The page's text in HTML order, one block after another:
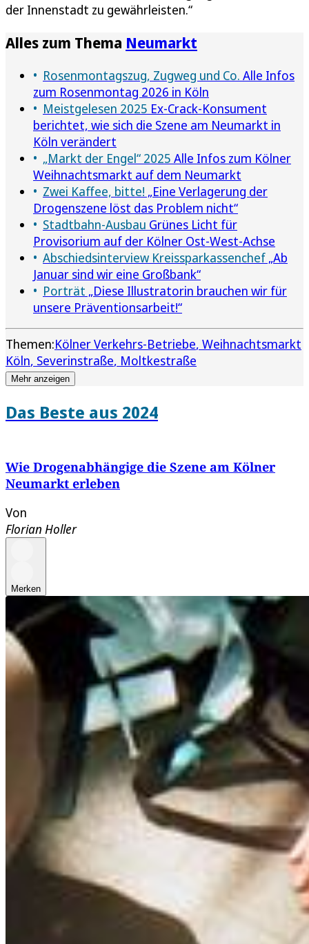
der Innenstadt zu gewährleisten.“
Alles zum Thema Neumarkt
Rosenmontagszug, Zugweg und Co. Alle Infos
zum Rosenmontag 2026 in Köln
Meistgelesen 2025 Ex-Crack-Konsument
berichtet, wie sich die Szene am Neumarkt in
Köln verändert
„Markt der Engel“ 2025 Alle Infos zum Kölner
Weihnachtsmarkt auf dem Neumarkt
Zwei Kaffee, bitte! „Eine Verlagerung der
Drogenszene löst das Problem nicht“
Stadtbahn-Ausbau Grünes Licht für
Provisorium auf der Kölner Ost-West-Achse
Abschiedsinterview Kreissparkassenchef „Ab
Januar sind wir eine Großbank“
Porträt „Diese Illustratorin brauchen wir für
unsere Präventionsarbeit!“
Themen:Kölner Verkehrs-Betriebe Weihnachtsmarkt
Köln Severinstraße Moltkestraße
Mehr anzeigen
Das Beste aus 2024
Wie Drogenabhängige die Szene am Kölner
Neumarkt erleben
Von
Florian Holler
Merken